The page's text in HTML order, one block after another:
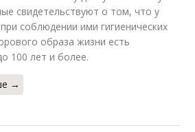
свидетельствуют о том, что у
соблюдении ими гигиенических
образа жизни есть
100 лет и более.
→